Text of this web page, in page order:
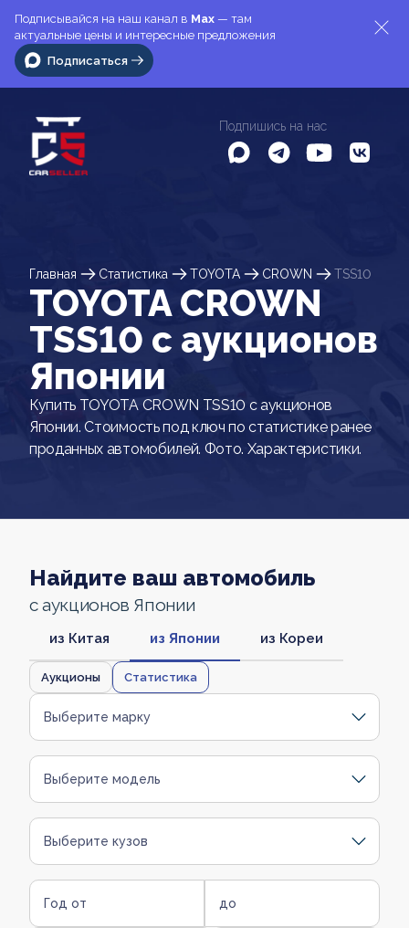
Подписывайся на наш канал в Max — там
актуальные цены и интересные предложения
Подписаться
Подпишись на нас
Главная Статистика TOYOTA CROWN TSS10
TOYOTA CROWN
TSS10 c аукционов
Японии
Купить TOYOTA CROWN TSS10 с аукционов
Японии. Стоимость под ключ по статистике ранее
проданных автомобилей. Фото. Характеристики.
Найдите ваш автомобиль
с аукционов Японии
из Китая из Японии из Кореи
Аукционы Статистика
Выберите марку
Выберите модель
Выберите кузов
Год от до